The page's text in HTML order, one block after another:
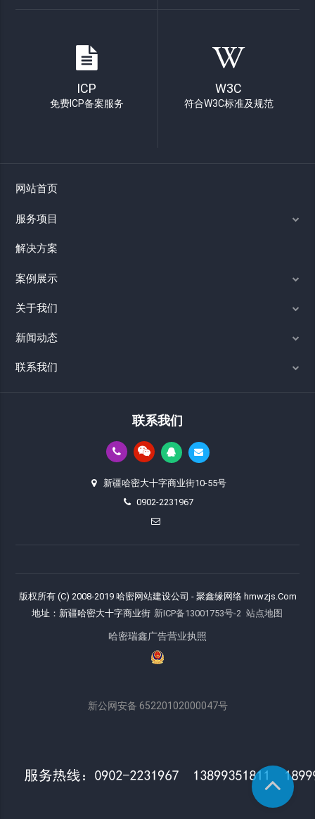
ICP
免费ICP备案服务
W3C
符合W3C标准及规范
网站首页
服务项目
解决方案
案例展示
关于我们
新闻动态
联系我们
联系我们
新疆哈密大十字商业街10-55号
0902-2231967
版权所有 (C) 2008-2019 哈密网站建设公司 - 聚鑫缘网络 hmwzjs.Com
地址：新疆哈密大十字商业街 新ICP备13001753号-2 站点地图
哈密瑞鑫广告营业执照
新公网安备 65220102000047号